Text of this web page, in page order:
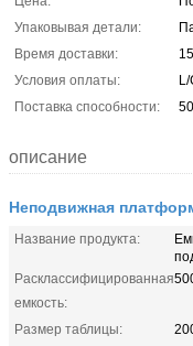
Упаковывая детали:
Время доставки:
Условия оплаты:
Поставка способности:
описание
Неподвижная
Название продукта:
Расклассифицированная
емкость:
Размер таблицы: